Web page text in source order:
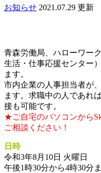
お知らせ 2021.07.29 更新
青森労働局、ハローワー
生活・仕事応援センター
ます。
市内企業の人事担当者が
ます。求職中の人であれ
接も可能です。
★ご自宅のパソコンから
ご相談ください！
日時
令和3年8月10日 火曜日
午後1時30分から4時30分